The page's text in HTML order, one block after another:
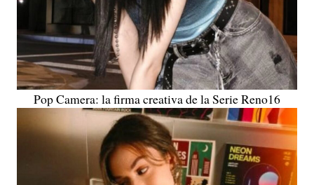
Pop Camera: la firma creativa de la Serie Reno16